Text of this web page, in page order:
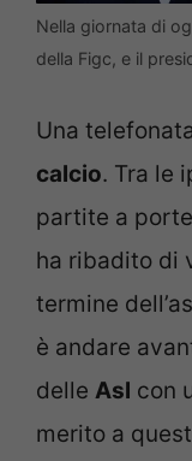
Nella giornata di
della Figc, e il
Una
calcio. Tra le
partite a
ha ribadito di
termine
è andare
delle Asl con
merito a